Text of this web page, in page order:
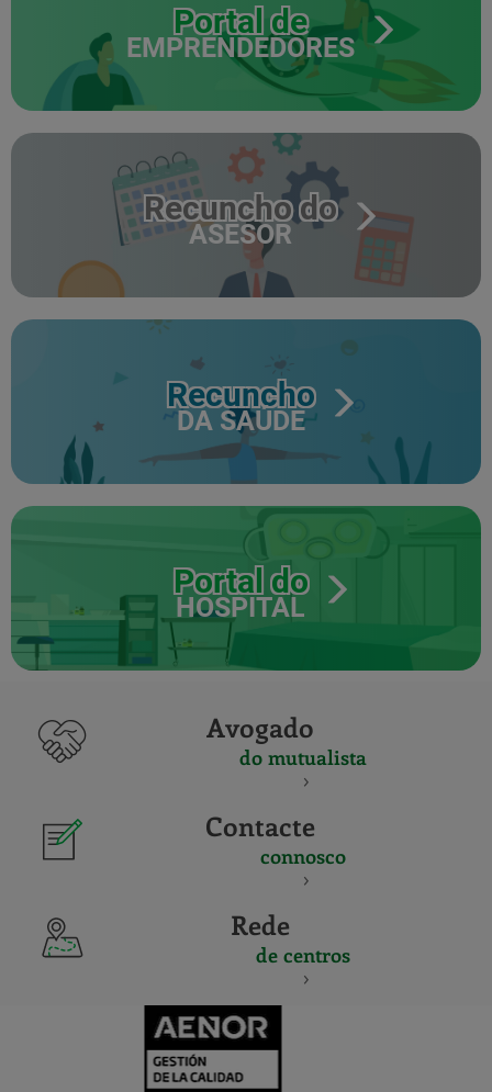
Portal de
EMPRENDEDORES
Recuncho do
ASESOR
Recuncho
DA SAÚDE
Portal do
HOSPITAL
Avogado
do mutualista
Contacte
connosco
Rede
de centros